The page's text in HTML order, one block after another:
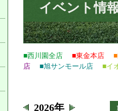
イベント情
■西川園全店 ■東金本店
店
■旭サンモール店 ■イ
2026年